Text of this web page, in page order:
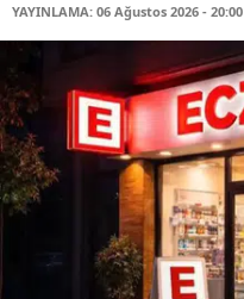
YAYINLAMA: 06 Ağustos 2026 - 20:00